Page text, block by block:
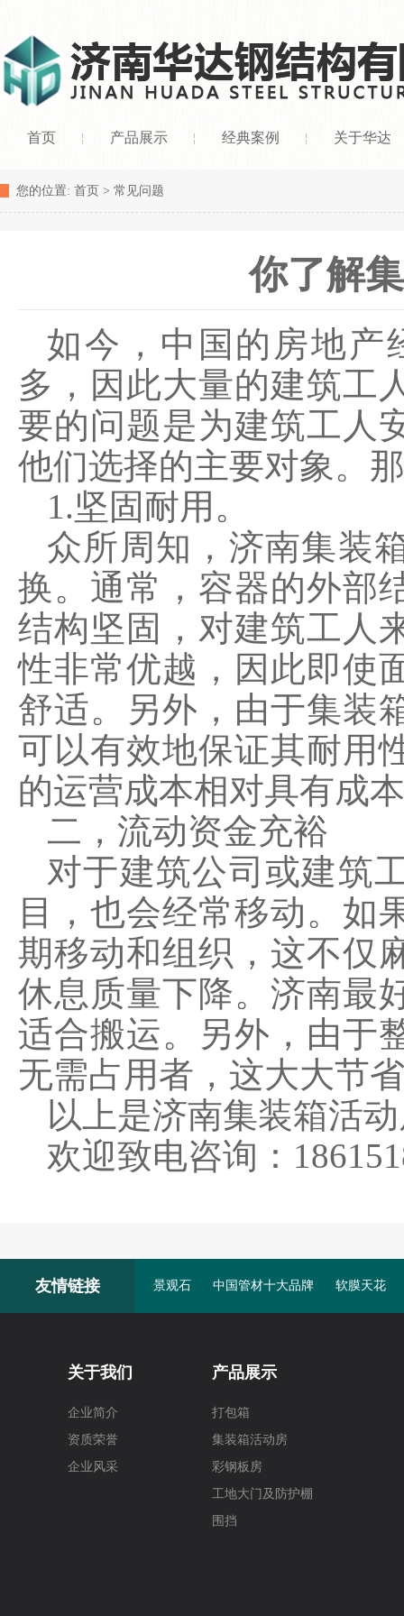
首页 产品展示 经典案例 关于华达
您的位置: 首页 > 常见问题
你了解
如今，中国的房地产
多，因此大量的建筑工
要的问题是为建筑工人
他们选择的主要对象。
1.坚固耐用。
众所周知，济南集装
换。通常，容器的外部
结构坚固，对建筑工人
性非常优越，因此即使
舒适。另外，由于集装
可以有效地保证其耐用
的运营成本相对具有成
二，流动资金充裕
对于建筑公司或建筑
目，也会经常移动。如
期移动和组织，这不仅
休息质量下降。济南最
适合搬运。另外，由于
无需占用者，这大大节
以上是济南集装箱活
欢迎致电咨询：
友情链接 景观石 中国管材十大品牌 软膜天花
关于我们
企业简介
资质荣誉
企业风采
产品展示
打包箱
集装箱活动房
彩钢板房
工地大门及防护棚
围挡